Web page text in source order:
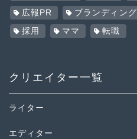
広報PR ブランディング
採用 ママ 転職
クリエイター一覧
ライター
エディター